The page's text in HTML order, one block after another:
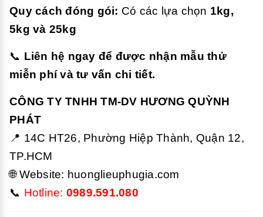
Quy cách đóng gói: Có các lựa chọn 1kg,
5kg và 25kg
📞 Liên hệ ngay để được nhận mẫu thử
miễn phí và tư vấn chi tiết.
CÔNG TY TNHH TM-DV HƯƠNG QUỲNH
PHÁT
📍 14C HT26, Phường Hiệp Thành, Quận 12,
TP.HCM
🌐 Website: huonglieuphugia.com
📞 Hotline: 0989.591.080